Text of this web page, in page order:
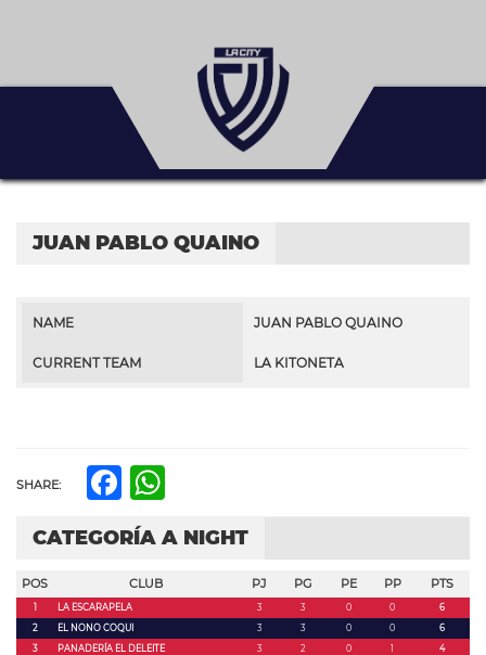
JUAN PABLO QUAINO
NAME JUAN PABLO QUAINO
CURRENT TEAM LA KITONETA
SHARE: Facebook
CATEGORÍA A NIGHT
POS CLUB PJ PG PE PP PTS
1 LA ESCARAPELA 3 3 0 0
6
2
EL NONO COQUI 3 3 0 0
6
3
PANADERÍA EL DELEITE 3 2 0 1
4